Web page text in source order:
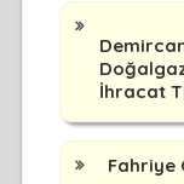
İhracat
Fahriye